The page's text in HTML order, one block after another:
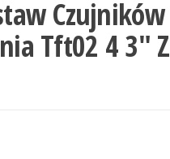
Czujników
Tft02 4 3″ Z